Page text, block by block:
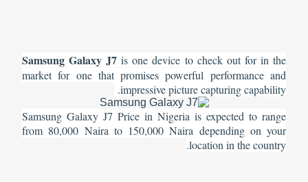
Samsung Galaxy J7is one device to check out for in the
market for one that promises powerful performance and
impressive picture capturing capability.
Samsung Galaxy J7 Price in Nigeria is expected to range
from 80,000 Naira to 150,000 Naira depending on your
location in the country.